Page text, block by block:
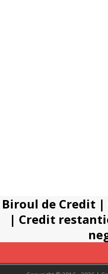
Biroul de Credit |
| Credit